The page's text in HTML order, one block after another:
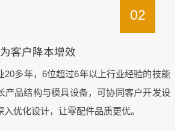
02
客户降本增效
20多年，6位超过6年以上行业经验的技能
产品结构与模具设备，可协同客户开发设
优化设计，让零配件品质更优。